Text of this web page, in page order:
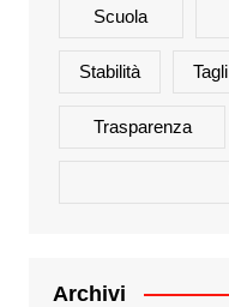
Scuola
Stabilità Tagli
Trasparenza
Archivi